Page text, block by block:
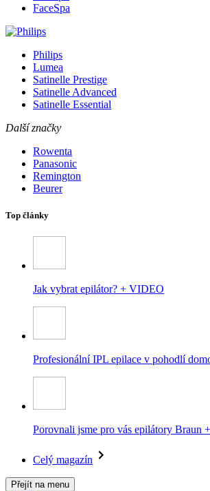
FaceSpa
Philips
Lumea
Satinelle Prestige
Satinelle Advanced
Satinelle Essential
Další značky
Rowenta
Panasonic
Remington
Beurer
Top články
Jak vybrat epilátor? + VIDEO
Profesionální IPL epilace v pohodlí
Porovnali jsme pro vás epilátory Braun
Celý magazín
Přejít na menu